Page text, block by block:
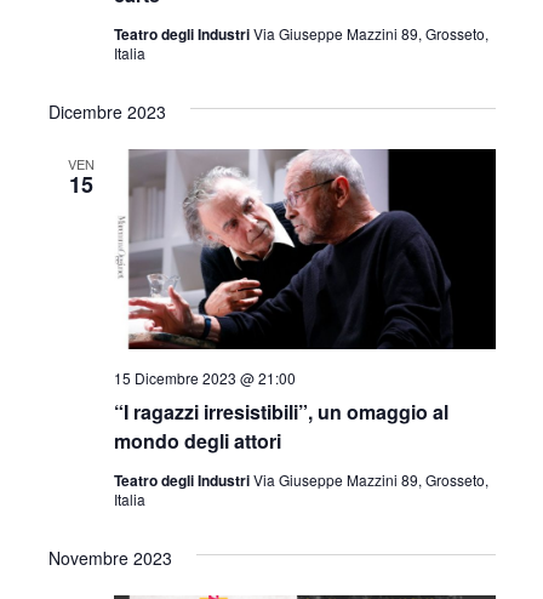
Teatro degli IndustriVia Giuseppe Mazzini 89, Grosseto,
Italia
Dicembre 2023
VEN
15
“I ragazzi irresistibili”, un omaggio al
mondo degli attori
15 Dicembre 2023 @ 21:00
Teatro degli IndustriVia Giuseppe Mazzini 89, Grosseto,
Italia
Novembre 2023